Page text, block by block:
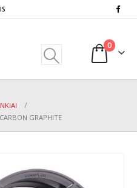
0
GRAPHITE